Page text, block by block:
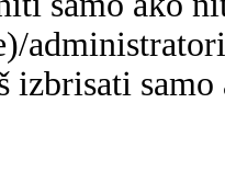
izbrisati